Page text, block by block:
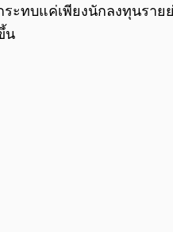
ระทบแค่เพียงนักลงทุนร
น